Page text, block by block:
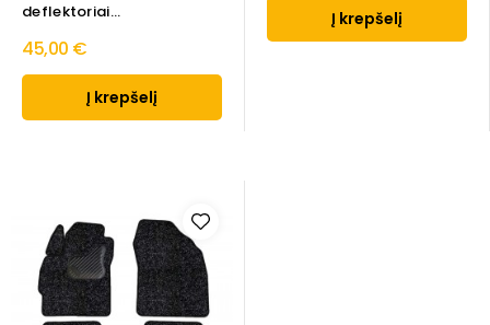
deflektoriai...
45,00 €
Į krepšelį
Į krepšelį